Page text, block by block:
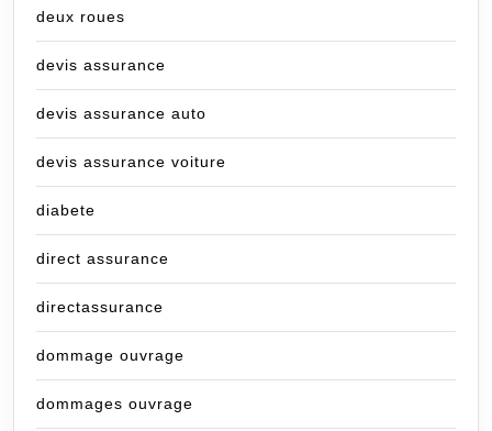
deux roues
devis assurance
devis assurance auto
devis assurance voiture
diabete
direct assurance
directassurance
dommage ouvrage
dommages ouvrage